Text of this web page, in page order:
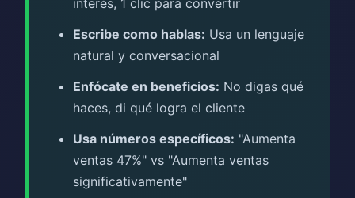
Escribe como hablas: Usa un lenguaje
natural y conversacional
Enfócate en beneficios: No digas qué
haces, di qué logra el cliente
Usa números específicos: "Aumenta
ventas 47%" vs "Aumenta ventas
significativamente"